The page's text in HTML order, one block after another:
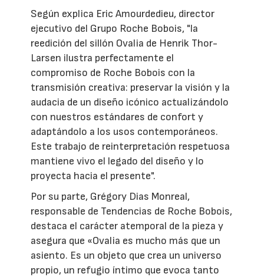
Según explica Eric Amourdedieu, director
ejecutivo del Grupo Roche Bobois, "la
reedición del sillón Ovalia de Henrik Thor-
Larsen ilustra perfectamente el
compromiso de Roche Bobois con la
transmisión creativa: preservar la visión y la
audacia de un diseño icónico actualizándolo
con nuestros estándares de confort y
adaptándolo a los usos contemporáneos.
Este trabajo de reinterpretación respetuosa
mantiene vivo el legado del diseño y lo
proyecta hacia el presente".
Por su parte, Grégory Dias Monreal,
responsable de Tendencias de Roche Bobois,
destaca el carácter atemporal de la pieza y
asegura que «Ovalia es mucho más que un
asiento. Es un objeto que crea un universo
propio, un refugio íntimo que evoca tanto